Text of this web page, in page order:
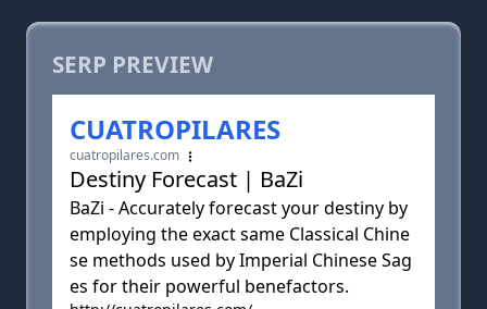
SERP PREVIEW
CUATROPILARES
cuatropilares.com
Destiny Forecast | BaZi
BaZi - Accurately forecast your destiny by
employing the exact same Classical Chine
se methods used by Imperial Chinese Sag
es for their powerful benefactors.